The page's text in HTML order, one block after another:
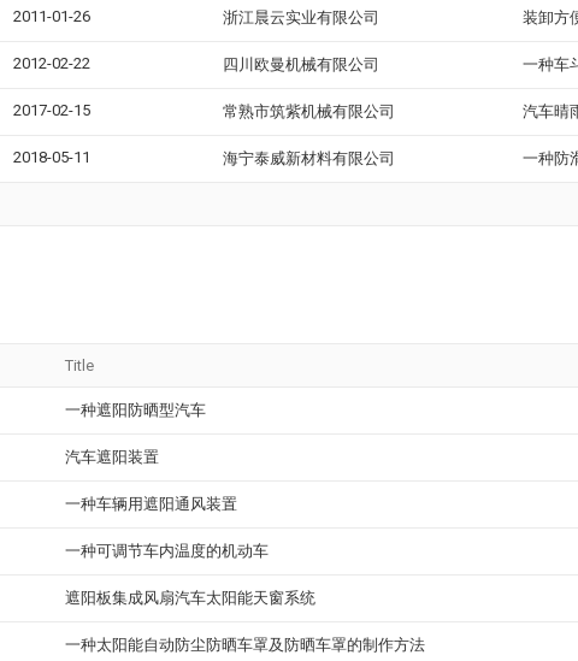
2011-01-26 浙江晨云实业有限公司 装卸方
2012-02-22 四川欧曼机械有限公司 一种车
2017-02-15 常熟市筑紫机械有限公司 汽车晴
2018-05-11 海宁泰威新材料有限公司 一种防
Title
一种遮阳防晒型汽车
汽车遮阳装置
一种车辆用遮阳通风装置
一种可调节车内温度的机动车
遮阳板集成风扇汽车太阳能天窗系统
一种太阳能自动防尘防晒车罩及防晒车罩的制作方法